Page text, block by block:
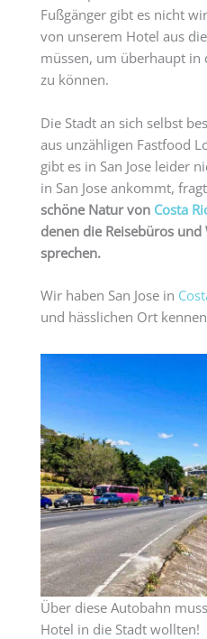
Fußgänger gibt es nicht
von unserem Hotel aus
müssen, um überhaupt in
zu können.
Die Stadt an sich selbst
aus unzähligen Fastfood
gibt es in San Jose leider
in San Jose ankommt,
schöne Natur von Costa
denen die Reisebüros
sprechen.
Wir haben San Jose in
und hässlichen Ort
Über diese Autobahn
Hotel in die Stadt wollten!